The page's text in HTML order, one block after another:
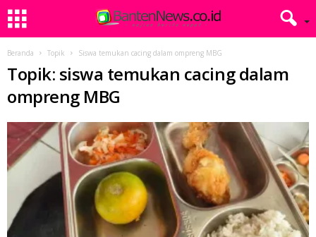
Beranda Topik Siswa temukan cacing dalam ompreng MBG
Topik: siswa temukan cacing dalam
ompreng MBG